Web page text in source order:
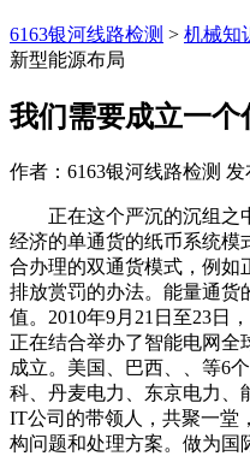
6163银河线路检测 > 机械知
新型能源布局
我们需要成立一
作者：6163银河线路检测 发
正在这个严沉的沉组之
经济的单通货的纸币系统模
合办理的双通货模式，例如
排放赏罚的办法。能量通货
值。2010年9月21日至23日
正在结合举办了智能电网全
成立。美国、巴西、、等6
科、丹麦电力、东京电力、
IT公司的带领人，共聚一堂
构问题和处理方案。做为国